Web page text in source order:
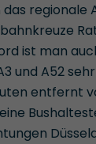
regionale
ist man
und A52
entfernt